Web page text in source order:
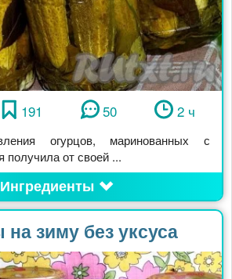
191 50 2 ч
огурцов, маринованных с
получила от своей ...
Ингредиенты
зиму без уксуса